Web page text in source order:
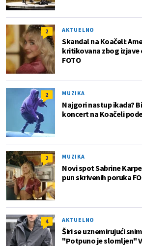
2 AKTUELNO
Skandal na Koačeli:
kritikovana zbog izjave
FOTO
2 MUZIKA
Najgori nastup ikada?
koncert na Koačeli
2 MUZIKA
Novi spot Sabrine
pun skrivenih poruka
4 AKTUELNO
Širi se uznemirujući
"Potpuno je slomljen"